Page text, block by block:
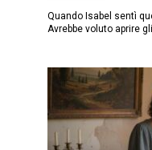
Quando Isabel sentì
Avrebbe voluto aprire